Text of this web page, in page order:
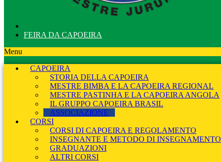
FEIRA DA CAPOEIRA
Menu
CAPOEIRA
STORIA DELLA CAPOEIRA
MESTRE BIMBA E LA CAPOEIRA REGIONAL
MESTRE PASTINHA E LA CAPOEIRA ANGOLA
IL GRUPPO CAPOEIRA BRASIL
ASSOCIAZIONE
CORSI
CORSI DI CAPOEIRA E REGOLAMENTO
INSEGNANTE E METODO DI INSEGNAMENTO
GRADUAZIONI
ALTRI CORSI